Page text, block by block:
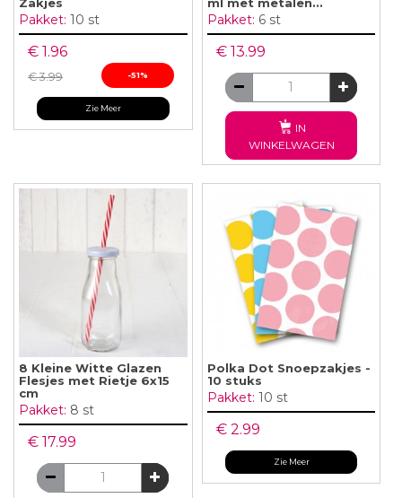
Pakket: 10 st
€ 1.96
€ 3.99 -51%
Zie Meer
Pakket: 6 st
€ 13.99
IN
WINKELWAGEN
8 Kleine Witte Glazen
Flesjes met Rietje 6x15
cm
Pakket: 8 st
€ 17.99
Polka Dot Snoepzakjes -
10 stuks
Pakket: 10 st
€ 2.99
Zie Meer